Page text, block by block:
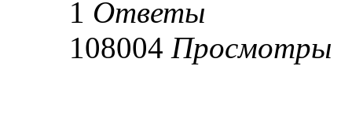
1 Ответы
108004 Просмотры